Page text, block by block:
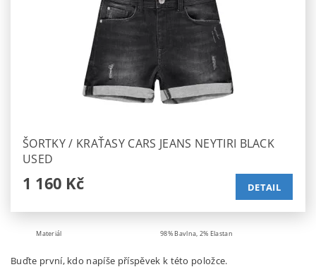
ŠORTKY / KRAŤASY CARS JEANS NEYTIRI BLACK
USED
1 160 Kč DETAIL
Materiál 98% Bavlna, 2% Elastan
Buďte první, kdo napíše příspěvek k této položce.